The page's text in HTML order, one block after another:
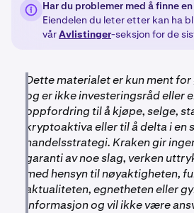
migreringsprosessen, ingen
var nødvendig.
brukere som holdt FTM på
S. Vi distribuerte S til brukere innen
mai, til en fast kurs på 1 FTM : 1 S.
Ved fullføring ble det tilsvarende
direkte inn på din Kraken-konto.
Har du problemer med å finne
Eiendelen du leter etter kan ha
vårAvlistinger-seksjon for de
Dette materialet er kun ment
og er ikke investeringsråd eller
oppfordring til å kjøpe, selge,
kryptoaktiva eller til å delta i en
handelsstrategi. Kraken gir
garanti av noe slag, verken
med hensyn til nøyaktigheten,
aktualiteten, egnetheten eller
informasjon og vil ikke være